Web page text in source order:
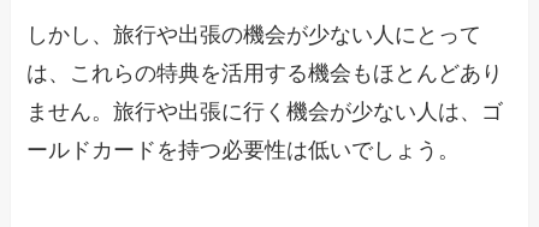
しかし、旅行や出張の機会が少ない人にとって
は、これらの特典を活用する機会もほとんどあり
ません。旅行や出張に行く機会が少ない人は、ゴ
ールドカードを持つ必要性は低いでしょう。